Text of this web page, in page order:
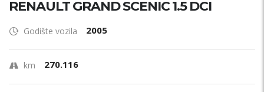
RENAULT GRAND SCENIC 1.5 DCI
Godište vozila 2005
km 270.116